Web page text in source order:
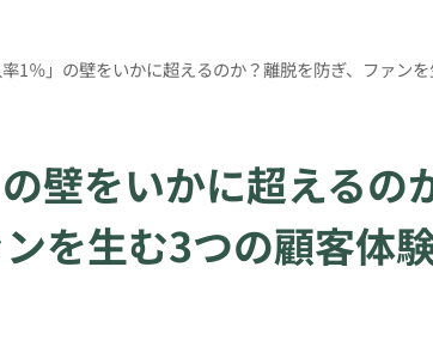
率1％」の壁をいかに超えるのか？離脱を防ぎ、ファン
壁をいかに超えるの
を生む3つの顧客体